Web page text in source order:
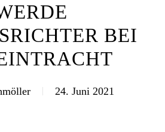
BEI
24. Juni 2021